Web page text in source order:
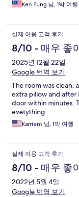
Ken Fung 님, 1박 여행
실제 이용 고객 후기
8/10 - 매우 좋
2025년 12월 22일
Google 번역 보기
The room was clean,
extra pillow and after
door within minutes.
evetything.
Karriem 님, 1박 여행
실제 이용 고객 후기
8/10 - 매우 좋
2022년 5월 4일
Google 번역 보기